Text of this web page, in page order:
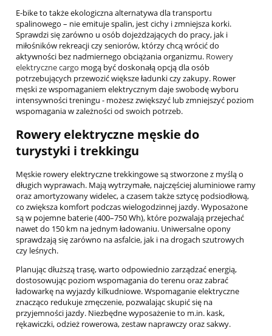
E-bike to także ekologiczna alternatywa dla transportu
spalinowego – nie emituje spalin, jest cichy i zmniejsza korki.
Sprawdzi się zarówno u osób dojeżdżających do pracy, jak i
miłośników rekreacji czy seniorów, którzy chcą wrócić do
aktywności bez nadmiernego obciążania organizmu. Rowery
elektryczne cargo mogą być doskonałą opcją dla osób
potrzebujących przewozić większe ładunki czy zakupy. Rower
męski ze wspomaganiem elektrycznym daje swobodę wyboru
intensywności treningu - możesz zwiększyć lub zmniejszyć poziom
wspomagania w zależności od swoich potrzeb.
Rowery elektryczne męskie do
turystyki i trekkingu
Męskie rowery elektryczne trekkingowe są stworzone z myślą o
długich wyprawach. Mają wytrzymałe, najczęściej aluminiowe ramy
oraz amortyzowany widelec, a czasem także sztycę podsiodłową,
co zwiększa komfort podczas wielogodzinnej jazdy. Wyposażone
są w pojemne baterie (400–750 Wh), które pozwalają przejechać
nawet do 150 km na jednym ładowaniu. Uniwersalne opony
sprawdzają się zarówno na asfalcie, jak i na drogach szutrowych
czy leśnych.
Planując dłuższą trasę, warto odpowiednio zarządzać energią,
dostosowując poziom wspomagania do terenu oraz zabrać
ładowarkę na wyjazdy kilkudniowe. Wspomaganie elektryczne
znacząco redukuje zmęczenie, pozwalając skupić się na
przyjemności jazdy. Niezbędne wyposażenie to m.in. kask,
rękawiczki, odzież rowerowa, zestaw naprawczy oraz sakwy.